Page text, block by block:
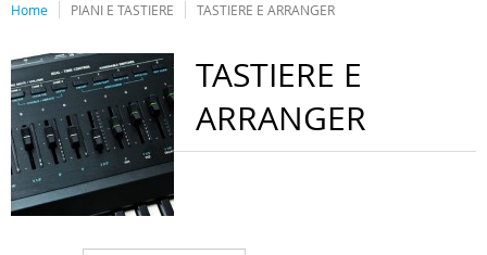
Home PIANI E TASTIERE TASTIERE E ARRANGER
TASTIERE E
ARRANGER